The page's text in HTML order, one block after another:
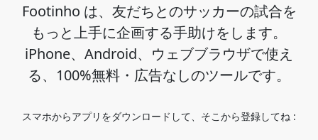
Footinho は、友だちとのサッカーの試合を
もっと上手に企画する手助けをします。
iPhone、Android、ウェブブラウザで使え
る、100%無料・広告なしのツールです。
スマホからアプリをダウンロードして、そこから登録してね :